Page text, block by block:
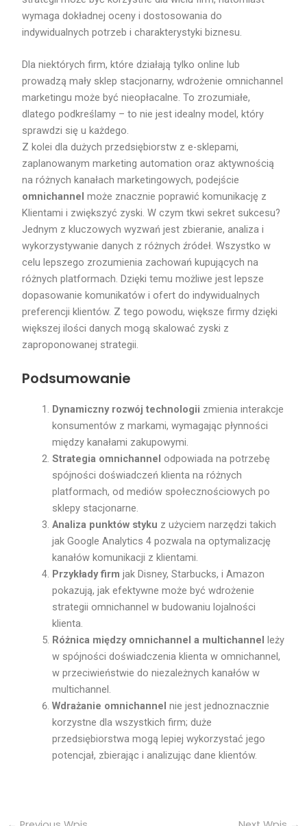
wymaga dokładnej oceny i dostosowania do
indywidualnych potrzeb i charakterystyki biznesu.
Dla niektórych firm, które działają tylko online lub
prowadzą mały sklep stacjonarny, wdrożenie omnichannel
marketingu może być nieopłacalne. To zrozumiałe,
dlatego podkreślamy – to nie jest idealny model, który
sprawdzi się u każdego.
Z kolei dla dużych przedsiębiorstw z e-sklepami,
zaplanowanym marketing automation oraz aktywnością
na różnych kanałach marketingowych, podejście
omnichannel może znacznie poprawić komunikację z
Klientami i zwiększyć zyski. W czym tkwi sekret sukcesu?
Jednym z kluczowych wyzwań jest zbieranie, analiza i
wykorzystywanie danych z różnych źródeł. Wszystko w
celu lepszego zrozumienia zachowań kupujących na
różnych platformach. Dzięki temu możliwe jest lepsze
dopasowanie komunikatów i ofert do indywidualnych
preferencji klientów. Z tego powodu, większe firmy dzięki
większej ilości danych mogą skalować zyski z
zaproponowanej strategii.
Podsumowanie
Dynamiczny rozwój technologii zmienia interakcje
konsumentów z markami, wymagając płynności
między kanałami zakupowymi.
Strategia omnichannel odpowiada na potrzebę
spójności doświadczeń klienta na różnych
platformach, od mediów społecznościowych po
sklepy stacjonarne.
Analiza punktów styku z użyciem narzędzi takich
jak Google Analytics 4 pozwala na optymalizację
kanałów komunikacji z klientami.
Przykłady firm jak Disney, Starbucks, i Amazon
pokazują, jak efektywne może być wdrożenie
strategii omnichannel w budowaniu lojalności
klienta.
Różnica między omnichannel a multichannel leży
w spójności doświadczenia klienta w omnichannel,
w przeciwieństwie do niezależnych kanałów w
multichannel.
Wdrażanie omnichannel nie jest jednoznacznie
korzystne dla wszystkich firm; duże
przedsiębiorstwa mogą lepiej wykorzystać jego
potencjał, zbierając i analizując dane klientów.